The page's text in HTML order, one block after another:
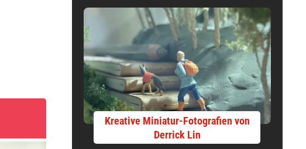
Kreative Miniatur-Fotografien von
Derrick Lin